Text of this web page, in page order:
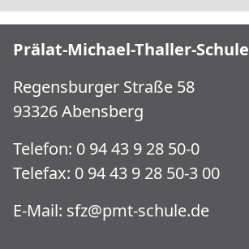
Prälat-Michael-Thaller-Schule
Regensburger Straße 58
93326 Abensberg
Telefon: 0 94 43 9 28 50-0
Telefax: 0 94 43 9 28 50-3 00
E-Mail: sfz@pmt-schule.de